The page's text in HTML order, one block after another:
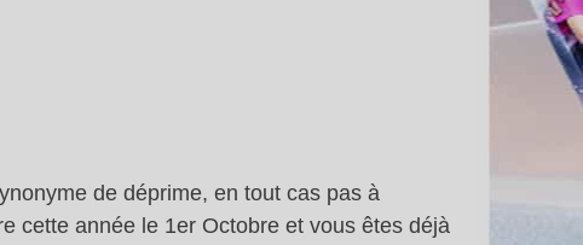
de déprime, en tout cas pas à
cette année le 1er Octobre et vous êtes déjà